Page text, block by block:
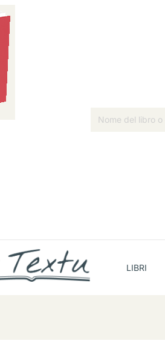
LIBRI